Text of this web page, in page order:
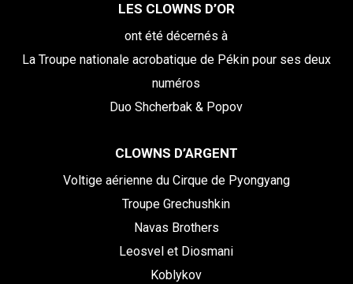
LES CLOWNS D’OR
ont été décernés à
La Troupe nationale acrobatique de Pékin pour ses deux
numéros
Duo Shcherbak & Popov
CLOWNS D’ARGENT
Voltige aérienne du Cirque de Pyongyang
Troupe Grechushkin
Navas Brothers
Leosvel et Diosmani
Koblykov